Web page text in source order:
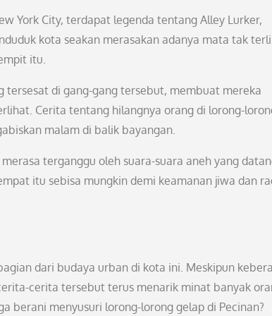
York City, terdapat legenda tentang Alley Lurker,
kota seakan merasakan adanya mata tak
itu.
tersesat di gang-gang tersebut, membuat mereka
Cerita tentang hilangnya orang di lorong-
malam di balik bayangan.
terganggu oleh suara-suara aneh yang
itu sebisa mungkin demi keamanan jiwa dan
dari budaya urban di kota ini. Meskipun
cerita tersebut terus menarik minat banyak
berani menyusuri lorong-lorong gelap di Pecinan?